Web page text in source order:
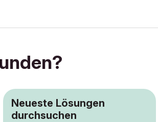
Neueste Lösungen
durchsuchen